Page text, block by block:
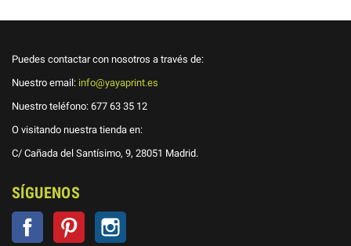
Puedes contactar con nosotros a través de:
Nuestro email: info@yayaprint.es
Nuestro teléfono: 677 63 35 12
O visitando nuestra tienda en:
C/ Cañada del Santísimo, 9, 28051 Madrid.
SÍGUENOS
Facebook Pinterest